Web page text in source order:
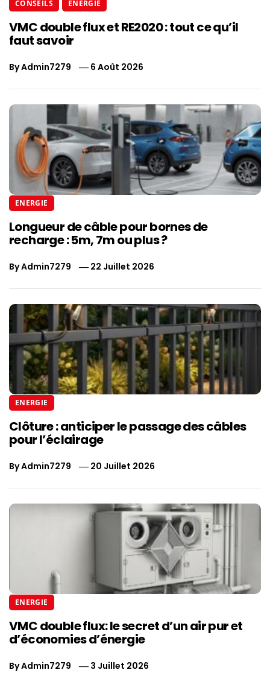
CONSEILS ENERGIE
VMC double flux et RE2020 : tout ce qu’il
faut savoir
ByAdmin7279 6 Août 2026
ENERGIE
Longueur de câble pour bornes de
recharge : 5m, 7m ou plus ?
ByAdmin7279 22 Juillet 2026
ENERGIE
Clôture : anticiper le passage des câbles
pour l’éclairage
ByAdmin7279 20 Juillet 2026
ENERGIE
VMC double flux: le secret d’un air pur et
d’économies d’énergie
ByAdmin7279 3 Juillet 2026